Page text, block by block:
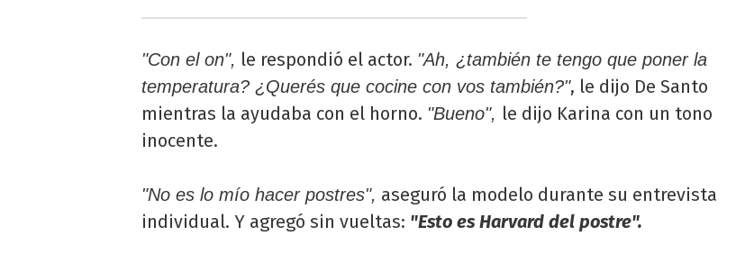
"Con el on", le respondió el actor. "Ah, ¿también te tengo que poner la
temperatura? ¿Querés que cocine con vos también?", le dijo De Santo
mientras la ayudaba con el horno. "Bueno", le dijo Karina con un tono
inocente.
"No es lo mío hacer postres", aseguró la modelo durante su entrevista
individual. Y agregó sin vueltas: "Esto es Harvard del postre".